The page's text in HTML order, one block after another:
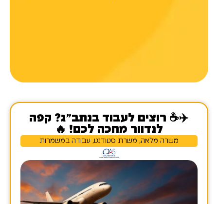
✈️☕ רוצים לעבוד בנתב"ג? קפה
לנדוור מחכה לכם! 🔥
משרה מלאה, משרת סטודנט, עבודה במשמרות